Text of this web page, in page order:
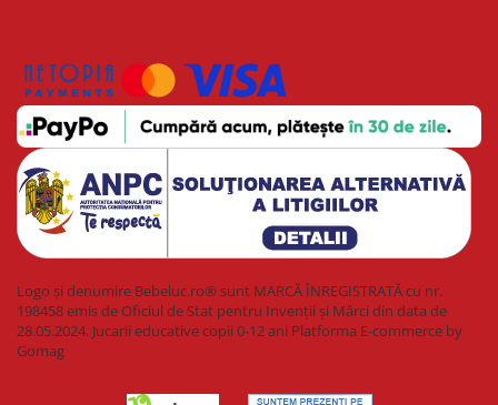
Logo și denumire Bebeluc.ro® sunt MARCĂ ÎNREGISTRATĂ cu nr.
198458 emis de Oficiul de Stat pentru Invenții și Mărci din data de
28.05.2024. Jucarii educative copii 0-12 ani Platforma E-commerce by
Gomag